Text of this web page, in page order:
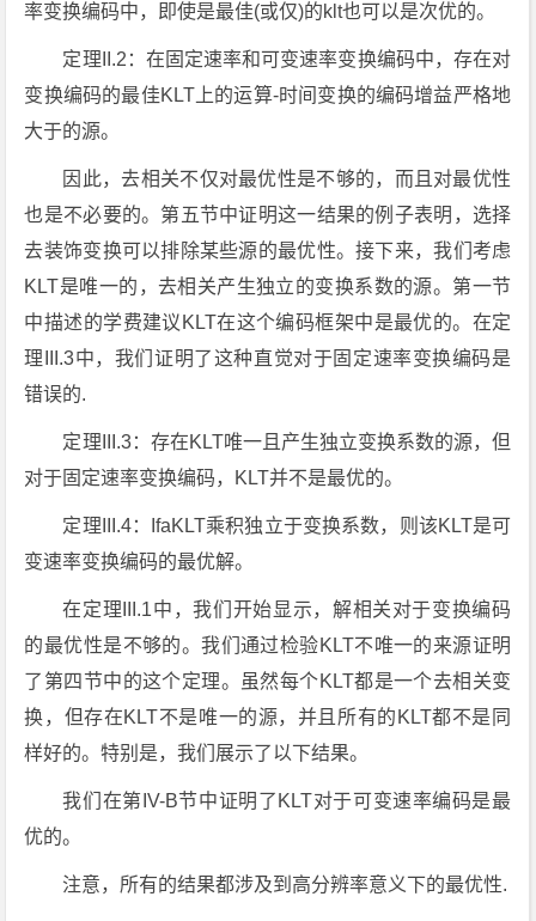
率变换编码中，即使是最佳(或仅)的klt也可以是次优的。
定理II.2：在固定速率和可变速率变换编码中，存在对
变换编码的最佳KLT上的运算-时间变换的编码增益严格地
大于的源。
因此，去相关不仅对最优性是不够的，而且对最优性
也是不必要的。第五节中证明这一结果的例子表明，选择
去装饰变换可以排除某些源的最优性。接下来，我们考虑
KLT是唯一的，去相关产生独立的变换系数的源。第一节
中描述的学费建议KLT在这个编码框架中是最优的。在定
理III.3中，我们证明了这种直觉对于固定速率变换编码是
错误的.
定理III.3：存在KLT唯一且产生独立变换系数的源，但
对于固定速率变换编码，KLT并不是最优的。
定理III.4：IfaKLT乘积独立于变换系数，则该KLT是可
变速率变换编码的最优解。
在定理III.1中，我们开始显示，解相关对于变换编码
的最优性是不够的。我们通过检验KLT不唯一的来源证明
了第四节中的这个定理。虽然每个KLT都是一个去相关变
换，但存在KLT不是唯一的源，并且所有的KLT都不是同
样好的。特别是，我们展示了以下结果。
我们在第IV-B节中证明了KLT对于可变速率编码是最
优的。
注意，所有的结果都涉及到高分辨率意义下的最优性.